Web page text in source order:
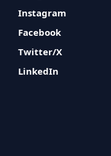
Instagram
Facebook
Twitter/X
LinkedIn